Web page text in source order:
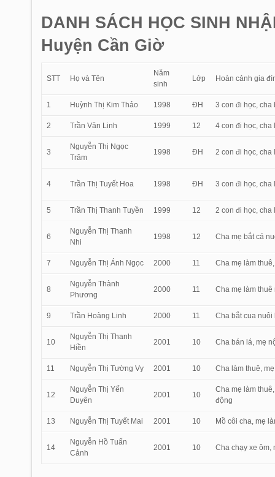
DANH SÁCH HỌC SINH
Huyện Cần Giờ
STT Họ và Tên
Năm
sinh
Lớp Hoàn cảnh gia
1 Huỳnh Thị Kim Thảo 1998 ĐH 3 con đi học, cha
2 Trần Văn Linh 1999 12 4 con đi học, cha
3
Nguyễn Thị Ngọc
Trâm
1998 ĐH 2 con đi học, cha
4 Trần Thị Tuyết Hoa 1998 ĐH 3 con đi học, cha
5 Trần Thị Thanh Tuyền 1999 12 2 con đi học, cha
6
Nguyễn Thị Thanh
Nhi
1998 12 Cha mẹ bắt cá
7 Nguyễn Thị Ánh Ngọc 2000 11 Cha mẹ làm
8
Nguyễn Thành
Phương
2000 11 Cha mẹ làm
9 Trần Hoàng Linh 2000 11 Cha bắt cua nuôi
10
Nguyễn Thị Thanh
Hiền
2001 10 Cha bán lá, mẹ
11 Nguyễn Thị Tường Vy 2001 10 Cha làm thuê,
12
Nguyễn Thị Yến
Duyên
2001 10
Cha mẹ làm
động
13 Nguyễn Thị Tuyết Mai 2001 10 Mồ côi cha, mẹ
14
Nguyễn Hồ Tuấn
Cảnh
2001 10 Cha chạy xe ôm,